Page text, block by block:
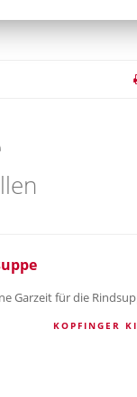
Garzeit für die
KOPFINGER